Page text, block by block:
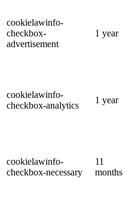
cookielawinfo-
checkbox-
advertisement
1 year
cookielawinfo-
checkbox-analytics
1 year
cookielawinfo-
checkbox-necessary
11
months